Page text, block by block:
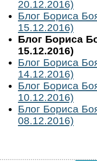
20.12.2016)
Блог Бориса
15.12.2016)
Блог Бориса
15.12.2016)
Блог Бориса
14.12.2016)
Блог Бориса
10.12.2016)
Блог Бориса
08.12.2016)